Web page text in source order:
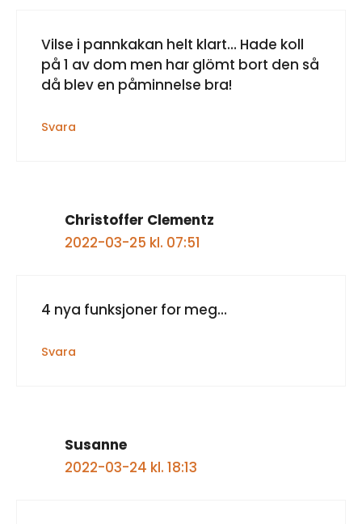
Vilse i pannkakan helt klart… Hade koll
på 1 av dom men har glömt bort den så
då blev en påminnelse bra!
Svara
Christoffer Clementz
2022-03-25 kl. 07:51
4 nya funksjoner for meg…
Svara
Susanne
2022-03-24 kl. 18:13